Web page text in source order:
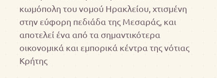
κωμόπολη του νομού Ηρακλείου, χτισμένη
στην εύφορη πεδιάδα της Μεσαράς, και
αποτελεί ένα από τα σημαντικότερα
οικονομικά και εμπορικά κέντρα της νότιας
Κρήτης